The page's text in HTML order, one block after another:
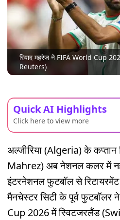
रियाद महरेज ने FIFA World Cup
Reuters)
Quick AI Highlights
Click here to view more
अल्जीरिया (Algeria) के कप्तान
Mahrez) अब नेशनल कलर में
इंटरनेशनल फुटबॉल से रिटायरमेंट
मैनचेस्टर सिटी के पूर्व
Cup 2026 में स्विटजरलैंड